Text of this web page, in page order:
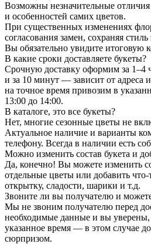
Возможны незначительные отличия
и особенностей самих цветов.
При существенных изменениях
согласования замен, сохраняя
Вы обязательно увидите итоговую
В какие сроки доставляете букеты?
Срочную доставку оформим за 1–4
и за 10 минут — зависит от адреса
на точное время привозим в
13:00 до 14:00.
В каталоге, это все букеты?
Нет, многие сезонные цветы не
Актуальное наличие и варианты
телефону. Всегда в наличии есть
Можно изменить состав букета и
Да, конечно! Вы можете изменить
отдельные цветы или добавить
открытку, сладости, шарики и т.д.
Звоните ли вы получателю и
Мы не звоним получателю перед
необходимые данные и вы уверены,
указанное время — в этом случае
сюрпризом.